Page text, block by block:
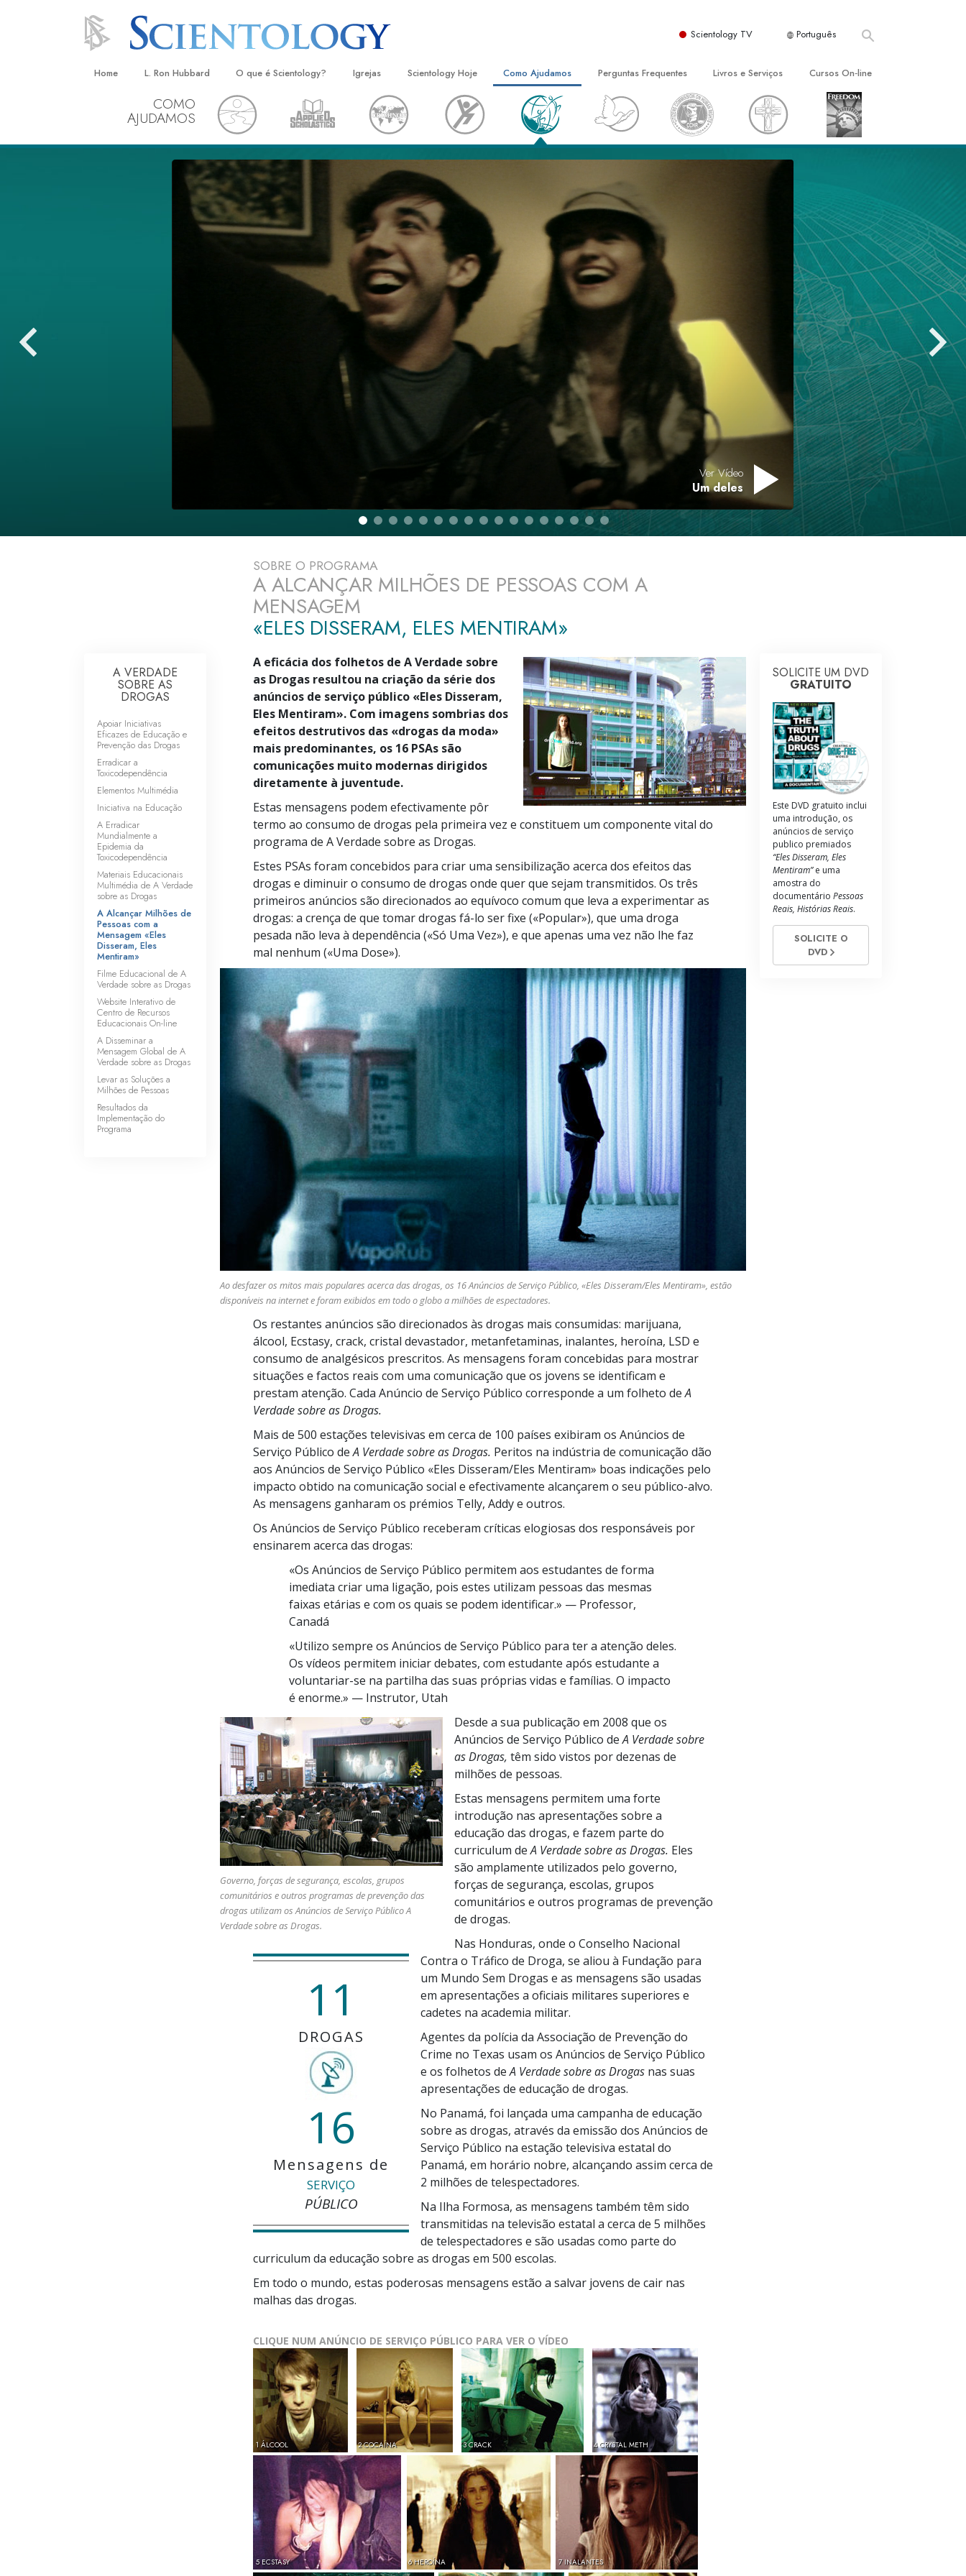
Scientology TV Português
Home L. Ron Hubbard O que é Scientology?
Crenças e Práticas
Credos e Códigos de Scientology
Aquilo que os Scientologists Dizem
sobre Scientology
Conheça um Scientologist
Dentro duma Igreja
Os Princípios Básicos de Scientology
Uma Introdução a Dianética
Igrejas
Localizar uma Igreja
Igrejas Ideais de Scientology
Organizações Avançadas
Base em Terra de Flag
Freewinds
A levar Scientology ao Mundo
Scientology Hoje
Inaugurações
Eventos de Scientology
de Scientology
Como Ajudamos
O Caminho para a Felicidade
Escolástica Aplicada
A Verdade sobre as Drogas
Unidos para os Direitos Humanos
Comissão dos Cidadãos para os
Direitos Humanos
Ministros Voluntários de Scientology
Perguntas Frequentes
Antecedentes e Princípios Básicos
Livros e Serviços
Livros para Principiantes
Filmes Introdutórios
Serviços Introdutórios
Cursos On‑line
Como Resolver Conflitos
As Dinâmicas da Existência
Os Componentes da Compreensão
Ajudas para Doenças e Ferimentos
Integridade e Honestidade
A Escala de Tom Emocional
Respostas às Drogas
Ferramentas para o Local do Trabalho
Ética e as Condições
A Causa da Supressão
Investigações
Bases da Organização
Fundamentos das Relações Públicas
COMO
AJUDAMOS
Ver Vídeo
Um deles
SOBRE O PROGRAMA
A ALCANÇAR MILHÕES DE PESSOAS COM A
MENSAGEM
«ELES DISSERAM, ELES MENTIRAM»
A eficácia dos folhetos de A Verdade sobre
as Drogas resultou na criação da série dos
anúncios de serviço público «Eles Disseram,
Eles Mentiram». Com imagens sombrias dos
efeitos destrutivos das «drogas da moda»
mais predominantes, os 16 PSAs são
comunicações muito modernas dirigidos
diretamente à juventude.
Estas mensagens podem efectivamente pôr
termo ao consumo de drogas pela primeira vez e constituem um componente vital do
programa de A Verdade sobre as Drogas.
Estes PSAs foram concebidos para criar uma sensibilização acerca dos efeitos das
drogas e diminuir o consumo de drogas onde quer que sejam transmitidos. Os três
primeiros anúncios são direcionados ao equívoco comum que leva a experimentar as
drogas: a crença de que tomar drogas fá-lo ser fixe («Popular»), que uma droga
pesada não leva à dependência («Só Uma Vez»), e que apenas uma vez não lhe faz
mal nenhum («Uma Dose»).
Ao desfazer os mitos mais populares acerca das drogas, os 16 Anúncios de Serviço Público, «Eles Disseram/Eles Mentiram», estão
disponíveis na internet e foram exibidos em todo o globo a milhões de espectadores.
Os restantes anúncios são direcionados às drogas mais consumidas: marijuana,
álcool, Ecstasy, crack, cristal devastador, metanfetaminas, inalantes, heroína, LSD e
consumo de analgésicos prescritos. As mensagens foram concebidas para mostrar
situações e factos reais com uma comunicação que os jovens se identificam e
prestam atenção. Cada Anúncio de Serviço Público corresponde a um folheto deA
Verdade sobre as Drogas.
Mais de 500 estações televisivas em cerca de 100 países exibiram os Anúncios de
Serviço Público deA Verdade sobre as Drogas. Peritos na indústria de comunicação dão
aos Anúncios de Serviço Público «Eles Disseram/Eles Mentiram» boas indicações pelo
impacto obtido na comunicação social e efectivamente alcançarem o seu público-alvo.
As mensagens ganharam os prémios Telly, Addy e outros.
Os Anúncios de Serviço Público receberam críticas elogiosas dos responsáveis por
ensinarem acerca das drogas:
«Os Anúncios de Serviço Público permitem aos estudantes de forma
imediata criar uma ligação, pois estes utilizam pessoas das mesmas
faixas etárias e com os quais se podem identificar.» — Professor,
Canadá
«Utilizo sempre os Anúncios de Serviço Público para ter a atenção deles.
Os vídeos permitem iniciar debates, com estudante após estudante a
voluntariar-se na partilha das suas próprias vidas e famílias. O impacto
é enorme.» — Instrutor, Utah
Governo, forças de segurança, escolas, grupos
comunitários e outros programas de prevenção das
drogas utilizam os Anúncios de Serviço Público A
Verdade sobre as Drogas.
11
DROGAS
16
Mensagens de
SERVIÇO
PÚBLICO
Desde a sua publicação em 2008 que os
Anúncios de Serviço Público deA Verdade sobre
as Drogas, têm sido vistos por dezenas de
milhões de pessoas.
Estas mensagens permitem uma forte
introdução nas apresentações sobre a
educação das drogas, e fazem parte do
curriculum deA Verdade sobre as Drogas. Eles
são amplamente utilizados pelo governo,
forças de segurança, escolas, grupos
comunitários e outros programas de prevenção
de drogas.
Nas Honduras, onde o Conselho Nacional
Contra o Tráfico de Droga, se aliou à Fundação para
um Mundo Sem Drogas e as mensagens são usadas
em apresentações a oficiais militares superiores e
cadetes na academia militar.
Agentes da polícia da Associação de Prevenção do
Crime no Texas usam os Anúncios de Serviço Público
e os folhetos deA Verdade sobre as Drogas nas suas
apresentações de educação de drogas.
No Panamá, foi lançada uma campanha de educação
sobre as drogas, através da emissão dos Anúncios de
Serviço Público na estação televisiva estatal do
Panamá, em horário nobre, alcançando assim cerca de
2 milhões de telespectadores.
Na Ilha Formosa, as mensagens também têm sido
transmitidas na televisão estatal a cerca de 5 milhões
de telespectadores e são usadas como parte do
curriculum da educação sobre as drogas em 500 escolas.
Em todo o mundo, estas poderosas mensagens estão a salvar jovens de cair nas
malhas das drogas.
CLIQUE NUM ANÚNCIO DE SERVIÇO PÚBLICO PARA VER O VÍDEO
1 ÁLCOOL 2 COCAÍNA 3 CRACK 4 CRYSTAL METH
5 ECSTASY 6 HEROÍNA 7 INALANTES
A VERDADE
SOBRE AS
DROGAS
Apoiar Iniciativas
Eficazes de Educação e
Prevenção das Drogas
Erradicar a
Toxicodependência
Elementos Multimédia
Iniciativa na Educação
A Erradicar
Mundialmente a
Epidemia da
Toxicodependência
Materiais Educacionais
Multimédia de A Verdade
sobre as Drogas
A Alcançar Milhões de
Pessoas com a
Mensagem «Eles
Disseram, Eles
Mentiram»
Filme Educacional de A
Verdade sobre as Drogas
Website Interativo de
Centro de Recursos
Educacionais On-line
A Disseminar a
Mensagem Global de A
Verdade sobre as Drogas
Levar as Soluções a
Milhões de Pessoas
Resultados da
Implementação do
Programa
SOLICITE UM DVD
GRATUITO
Este DVD gratuito inclui
uma introdução, os
anúncios de serviço
publico premiados
“Eles Disseram, Eles
Mentiram”e uma
amostra do
documentário Pessoas
Reais, Histórias Reais.
SOLICITE O
DVD